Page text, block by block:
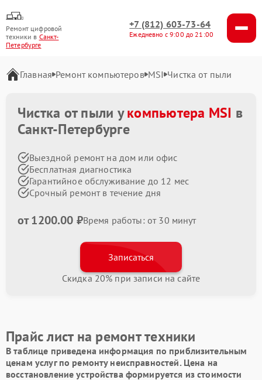
Ремонт цифровой
техники в Санкт-
Петербурге
+7 (812) 603-73-64
Ежедневно с 9:00 до 21:00
Главная Ремонт компьютеров MSI Чистка от пыли
Чистка от пыли укомпьютера MSI в
Санкт-Петербурге
Выездной ремонт на дом или офис
Бесплатная диагностика
Гарантийное обслуживание до 12 мес
Срочный ремонт в течение дня
от 1200.00 ₽Время работы: от 30 минут
Записаться
Скидка 20% при записи на сайте
Прайс лист на ремонт техники
В таблице приведена информация по приблизительным
ценам услуг по ремонту неисправностей. Цена на
восстановление устройства формируется из стоимости